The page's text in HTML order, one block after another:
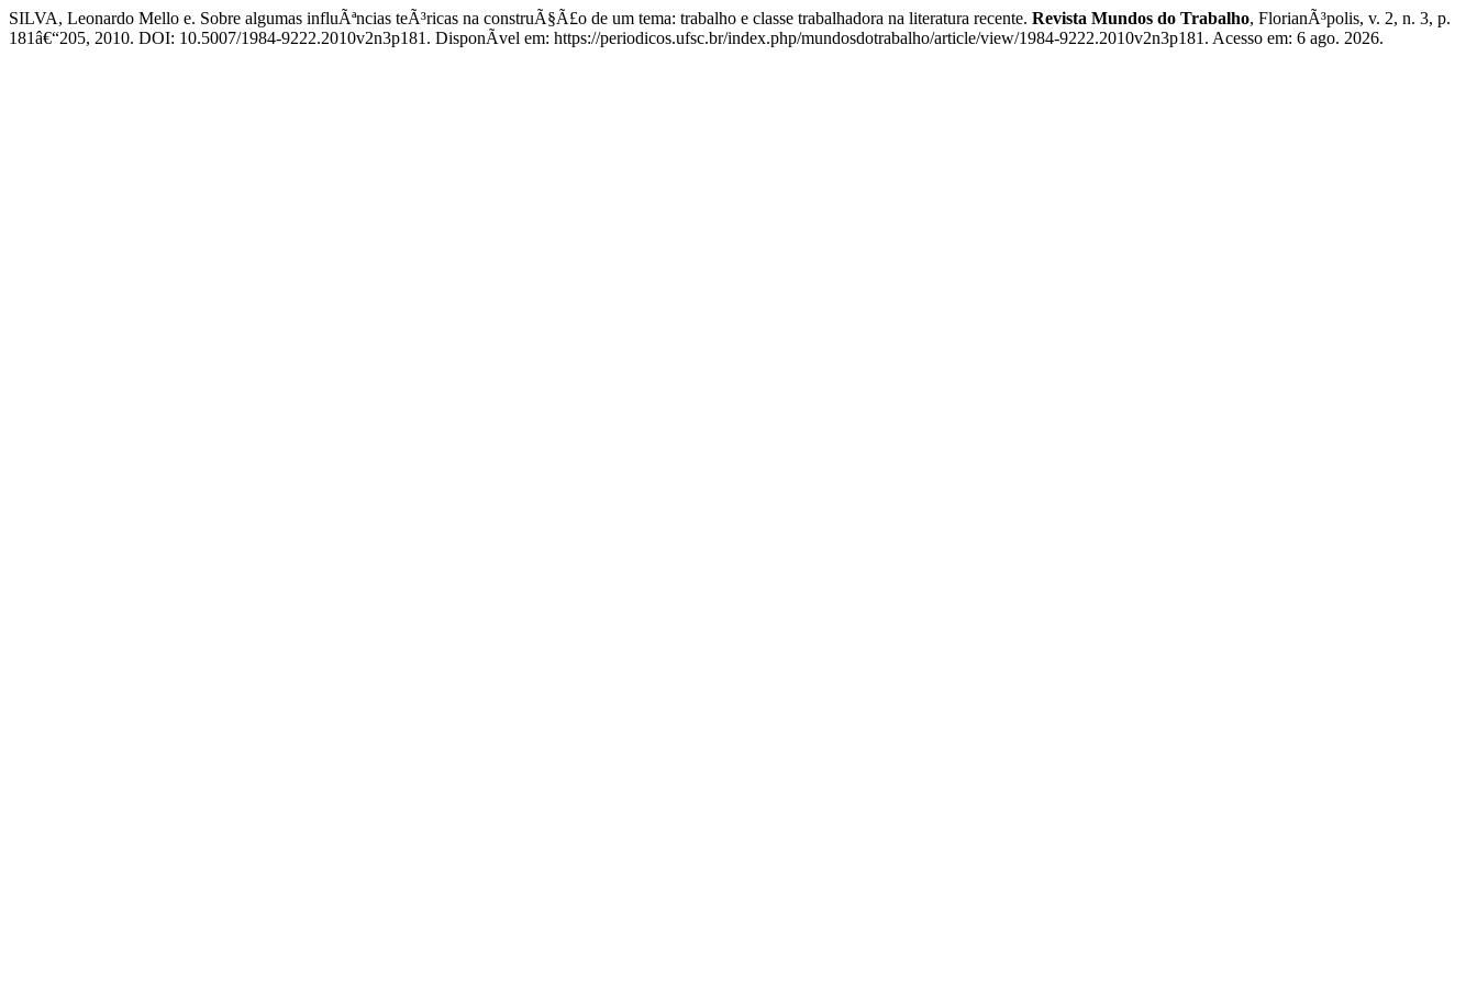
SILVA, Leonardo Mello e. Sobre algumas influÃªncias teÃ³ricas na construÃ§Ã£o de um tema: trabalho e classe trabalhadora na literatura recente. Revista Mundos do Trabalho, FlorianÃ³polis, v. 2, n. 3, p.
181â€“205, 2010. DOI: 10.5007/1984-9222.2010v2n3p181. DisponÃ­vel em: https://periodicos.ufsc.br/index.php/mundosdotrabalho/article/view/1984-9222.2010v2n3p181. Acesso em: 6 ago. 2026.